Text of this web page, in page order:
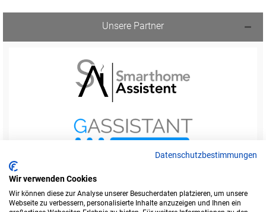
Unsere Partner
Startseite Foren-Übersicht
Datenschutzbestimmungen
Wir verwenden Cookies
Wir können diese zur Analyse unserer Besucherdaten platzieren, um unsere
Webseite zu verbessern, personalisierte Inhalte anzuzeigen und Ihnen ein